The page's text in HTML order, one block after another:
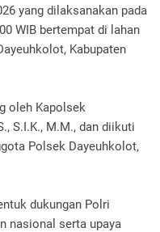
yang dilaksanakan pada
WIB bertempat di lahan
Kabupaten
oleh Kapolsek
S.I.K., M.M., dan diikuti
Polsek Dayeuhkolot,
dukungan Polri
nasional serta upaya